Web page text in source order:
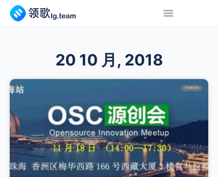
20 10 月, 2018
已结束活动